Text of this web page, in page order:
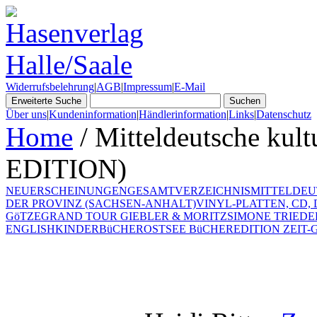
Widerrufsbelehrung|AGB|Impressum|E-Mail
Über uns|Kundeninformation|Händlerinformation|Links|Datenschutz
Home / Mitteldeutsche
EDITION)
NEUERSCHEINUNGENGESAMTVERZEICHNIS
DER PROVINZ (SACHSEN-ANHALT)VINYL-PLATTEN, CD,
GöTZEGRAND TOUR GIEBLER & MORITZSIMONE
ENGLISHKINDERBüCHEROSTSEE BüCHEREDITION ZEIT-